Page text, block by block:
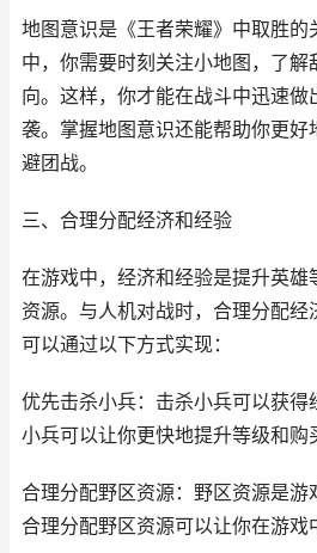
地图意识是《王者荣耀》中取胜的
中，你需要时刻关注小地图，了解
向。这样，你才能在战斗中迅速做
袭。掌握地图意识还能帮助你更好
避团战。
三、合理分配经济和经验
在游戏中，经济和经验是提升英雄
资源。与人机对战时，合理分配
可以通过以下方式实现：
优先击杀小兵：击杀小兵可以获得
小兵可以让你更快地提升等级和购
合理分配野区资源：野区资源是游
合理分配野区资源可以让你在游戏